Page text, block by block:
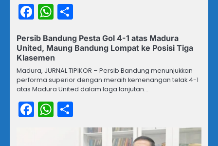
Facebook
WhatsApp
Persib Bandung Pesta Gol 4-1 atas Madura
United, Maung Bandung Lompat ke Posisi Tiga
Klasemen
Madura, JURNAL TIPIKOR – Persib Bandung menunjukkan
performa superior dengan meraih kemenangan telak 4-1
atas Madura United dalam laga lanjutan…
Facebook
WhatsApp